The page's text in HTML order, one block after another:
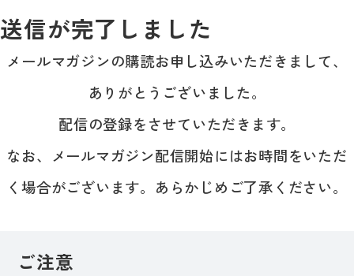
送信が完了しました
メールマガジンの購読お申し込みいただきまして、
ありがとうございました。
配信の登録をさせていただきます。
なお、メールマガジン配信開始にはお時間をいただ
く場合がございます。あらかじめご了承ください。
ご注意